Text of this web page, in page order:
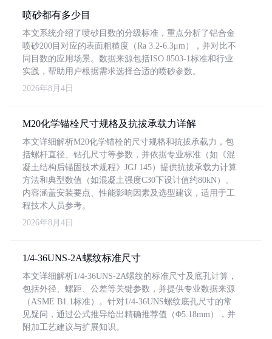
喷砂都有多少目
本文系统介绍了喷砂目数的分级标准，重点分析了铝合金
喷砂200目对应的表面粗糙度（Ra 3.2-6.3μm），并对比不
同目数的应用场景。数据来源包括ISO 8503-1标准和行业
实践，帮助用户根据需求选择合适的喷砂参数。
2026年8月4日
M20化学锚栓尺寸规格及抗拔承载力详解
本文详细解析M20化学锚栓的尺寸规格和抗拔承载力，包
括螺杆直径、钻孔尺寸等参数，并依据专业标准（如《混
凝土结构后锚固技术规程》JGJ 145）提供抗拔承载力计算
方法和典型数值（如混凝土强度C30下设计值约80kN）。
内容涵盖安装要点、性能影响因素及选型建议，适用于工
程技术人员参考。
2026年8月4日
1/4-36UNS-2A螺纹标准尺寸
本文详细解析1/4-36UNS-2A螺纹的标准尺寸及底孔计算，
包括外径、螺距、公差等关键参数，并提供专业数据来源
（ASME B1.1标准）。针对1/4-36UNS螺纹底孔尺寸的常
见疑问，通过公式推导给出精确推荐值（Φ5.18mm），并
附加工艺建议与扩展知识。